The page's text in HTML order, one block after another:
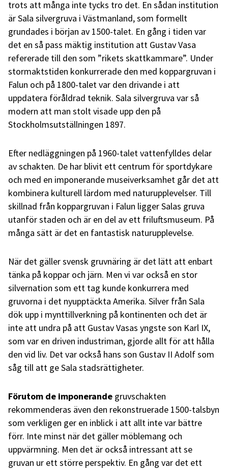
trots att många inte tycks tro det. En sådan institution
är Sala silvergruva i Västmanland, som formellt
grundades i början av 1500-talet. En gång i tiden var
det en så pass mäktig institution att Gustav Vasa
refererade till den som ”rikets skattkammare”. Under
stormaktstiden konkurrerade den med koppargruvan i
Falun och på 1800-talet var den drivande i att
uppdatera föråldrad teknik. Sala silvergruva var så
modern att man stolt visade upp den på
Stockholmsutställningen 1897.
Efter nedläggningen på 1960-talet vattenfylldes delar
av schakten. De har blivit ett centrum för sportdykare
och med en imponerande museiverksamhet går det att
kombinera kulturell lärdom med naturupplevelser. Till
skillnad från koppargruvan i Falun ligger Salas gruva
utanför staden och är en del av ett friluftsmuseum. På
många sätt är det en fantastisk naturupplevelse.
När det gäller svensk gruvnäring är det lätt att enbart
tänka på koppar och järn. Men vi var också en stor
silvernation som ett tag kunde konkurrera med
gruvorna i det nyupptäckta Amerika. Silver från Sala
dök upp i mynttillverkning på kontinenten och det är
inte att undra på att Gustav Vasas yngste son Karl IX,
som var en driven industriman, gjorde allt för att hålla
den vid liv. Det var också hans son Gustav II Adolf som
såg till att ge Sala stadsrättigheter.
Förutom de imponerande gruvschakten
rekommenderas även den rekonstruerade 1500-talsbyn
som verkligen ger en inblick i att allt inte var bättre
förr. Inte minst när det gäller möblemang och
uppvärmning. Men det är också intressant att se
gruvan ur ett större perspektiv. En gång var det ett